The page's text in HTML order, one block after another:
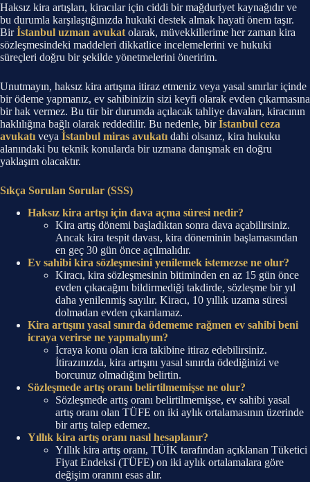
Haksız kira artışları, kiracılar için ciddi bir mağduriyet kaynağıdır ve
bu durumla karşılaştığınızda hukuki destek almak hayati önem taşır.
Birİstanbul uzman avukat olarak, müvekkillerime her zaman kira
sözleşmesindeki maddeleri dikkatlice incelemelerini ve hukuki
süreçleri doğru bir şekilde yönetmelerini öneririm.
Unutmayın, haksız kira artışına itiraz etmeniz veya yasal sınırlar içinde
bir ödeme yapmanız, ev sahibinizin sizi keyfi olarak evden çıkarmasına
bir hak vermez. Bu tür bir durumda açılacak tahliye davaları, kiracının
haklılığına bağlı olarak reddedilir. Bu nedenle, birİstanbul ceza
avukatı veya İstanbul miras avukatı dahi olsanız, kira hukuku
alanındaki bu teknik konularda bir uzmana danışmak en doğru
yaklaşım olacaktır.
Sıkça Sorulan Sorular (SSS)
Haksız kira artışı için dava açma süresi nedir?
Kira artış dönemi başladıktan sonra dava açabilirsiniz.
Ancak kira tespit davası, kira döneminin başlamasından
en geç 30 gün önce açılmalıdır.
Ev sahibi kira sözleşmesini yenilemek istemezse ne olur?
Kiracı, kira sözleşmesinin bitiminden en az 15 gün önce
evden çıkacağını bildirmediği takdirde, sözleşme bir yıl
daha yenilenmiş sayılır. Kiracı, 10 yıllık uzama süresi
dolmadan evden çıkarılamaz.
Kira artışını yasal sınırda ödememe rağmen ev sahibi beni
icraya verirse ne yapmalıyım?
İcraya konu olan icra takibine itiraz edebilirsiniz.
İtirazınızda, kira artışını yasal sınırda ödediğinizi ve
borcunuz olmadığını belirtin.
Sözleşmede artış oranı belirtilmemişse ne olur?
Sözleşmede artış oranı belirtilmemişse, ev sahibi yasal
artış oranı olan TÜFE on iki aylık ortalamasının üzerinde
bir artış talep edemez.
Yıllık kira artış oranı nasıl hesaplanır?
Yıllık kira artış oranı, TÜİK tarafından açıklanan Tüketici
Fiyat Endeksi (TÜFE) on iki aylık ortalamalara göre
değişim oranını esas alır.